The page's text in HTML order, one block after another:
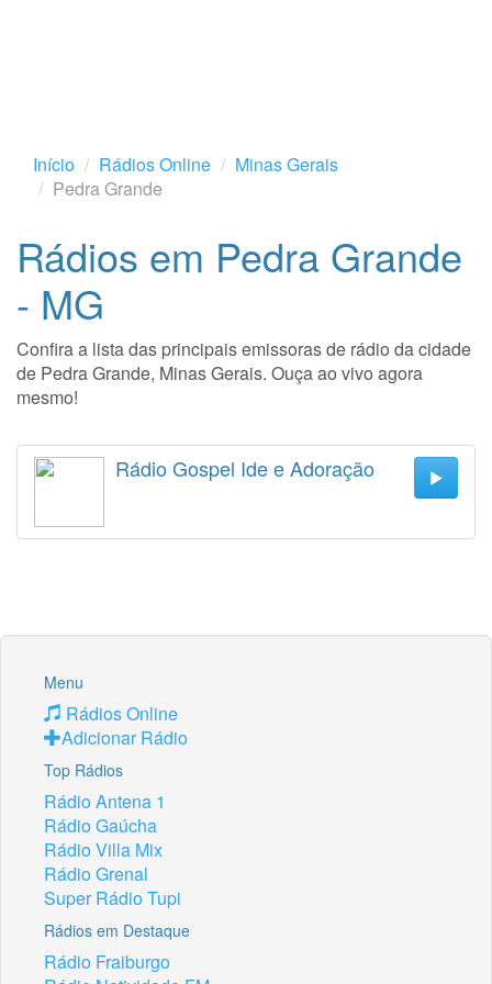
Início Rádios Online
Minas Gerais
Pedra Grande
Rádios em Pedra Grande
- MG
Confira a lista das principais emissoras de rádio da cidade
de Pedra Grande, Minas Gerais. Ouça ao vivo agora
mesmo!
Rádio Gospel Ide e Adoração
Menu
Rádios Online
Adicionar Rádio
Top Rádios
Rádio Antena 1
Rádio Gaúcha
Rádio Villa Mix
Rádio Grenal
Super Rádio Tupi
Rádios em Destaque
Rádio Fraiburgo